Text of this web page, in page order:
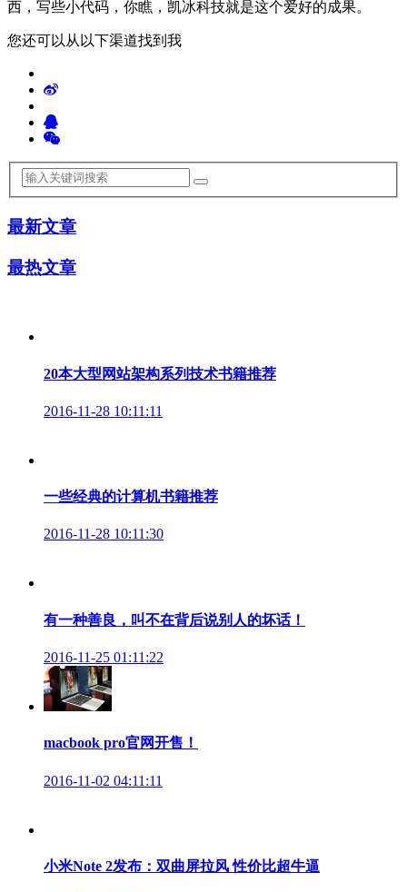
西，写些小代码，你瞧，凯冰科技就是这个爱好的成果。
您还可以从以下渠道找到我
最新文章
最热文章
20本大型网站架构系列技术书籍推荐
2016-11-28 10:11:11
一些经典的计算机书籍推荐
2016-11-28 10:11:30
有一种善良，叫不在背后说别人的坏话！
2016-11-25 01:11:22
macbook pro官网开售！
2016-11-02 04:11:11
小米Note 2发布：双曲屏拉风 性价比超牛逼